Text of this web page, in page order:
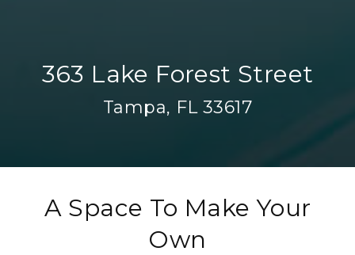
363 Lake Forest Street
Tampa, FL 33617
A Space To Make Your
Own